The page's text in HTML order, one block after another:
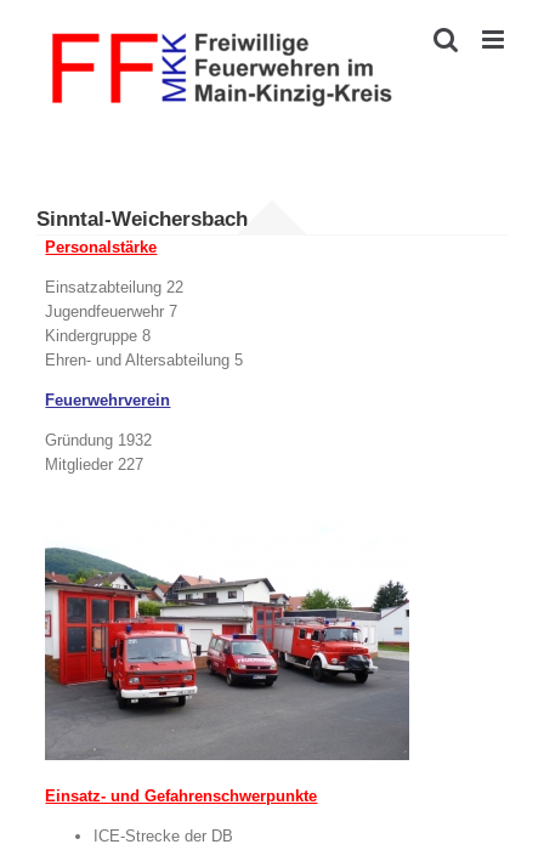
Sinntal-Weichersbach
Personalstärke
Einsatzabteilung 22
Jugendfeuerwehr 7
Kindergruppe 8
Ehren- und Altersabteilung 5
Feuerwehrverein
Gründung 1932
Mitglieder 227
Einsatz- und Gefahrenschwerpunkte
ICE-Strecke der DB